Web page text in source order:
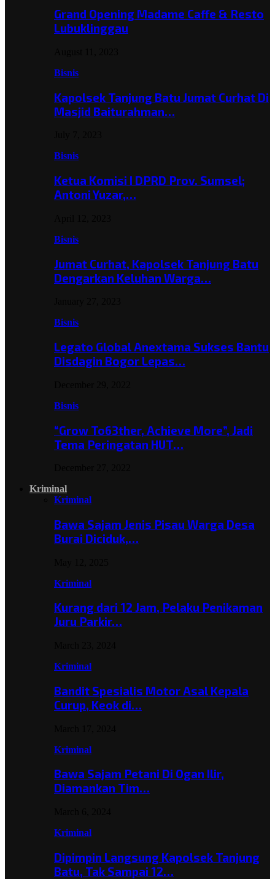
Grand Opening Madame Caffe & Resto
Lubuklinggau
Bisnis
Kapolsek Tanjung Batu Jumat Curhat Di
Masjid Baiturahman…
Bisnis
Ketua Komisi I DPRD Prov. Sumsel;
Antoni Yuzar,…
Bisnis
Jumat Curhat, Kapolsek Tanjung Batu
Dengarkan Keluhan Warga…
Bisnis
Legato Global Anextama Sukses Bantu
Disdagin Bogor Lepas…
Bisnis
“Grow To63ther, Achieve More”, Jadi
Tema Peringatan HUT…
Kriminal
Kriminal
Bawa Sajam Jenis Pisau Warga Desa
Burai Diciduk,…
Kriminal
Kurang dari 12 Jam, Pelaku Penikaman
Juru Parkir…
Kriminal
Bandit Spesialis Motor Asal Kepala
Curup, Keok di…
Kriminal
Bawa Sajam Petani Di Ogan Ilir,
Diamankan Tim…
Kriminal
Dipimpin Langsung Kapolsek Tanjung
Batu, Tak Sampai 12…